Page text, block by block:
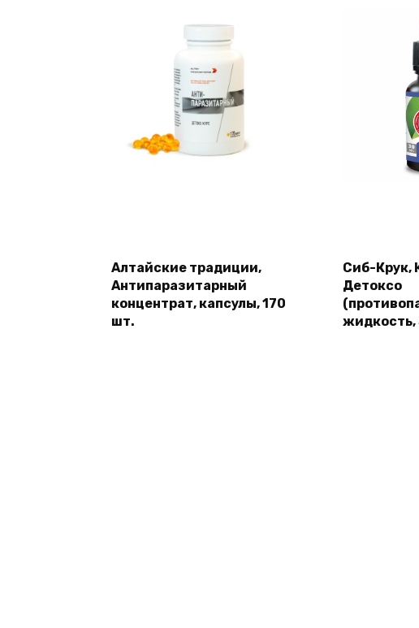
Алтайские традиции,
Антипаразитарный
концентрат, капсулы, 170
шт.
Сиб-Крук,
Детоксо
жидкость,